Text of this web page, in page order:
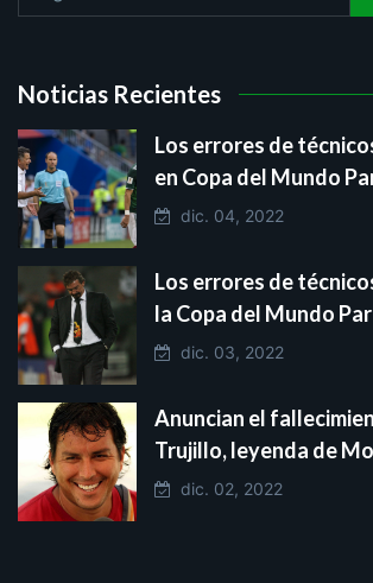
Noticias Recientes
Los errores de
en Copa del Mundo
dic. 04, 2022
Los errores de
la Copa del Mundo
dic. 03, 2022
Anuncian el
Trujillo, leyenda de
dic. 02, 2022